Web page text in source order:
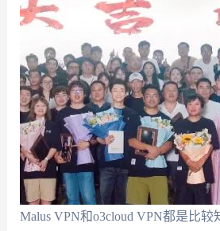
Malus VPN和o3cloud VPN都是比